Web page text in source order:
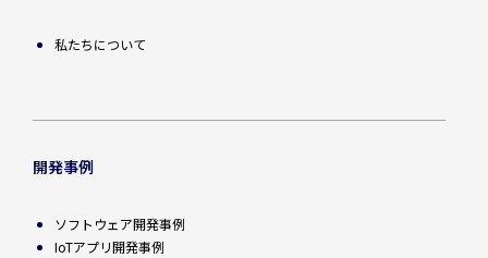
私たちについて
開発事例
ソフトウェア開発事例
IoTアプリ開発事例